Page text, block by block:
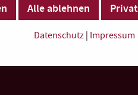
Alle ablehnen
Datenschutz | Impressum